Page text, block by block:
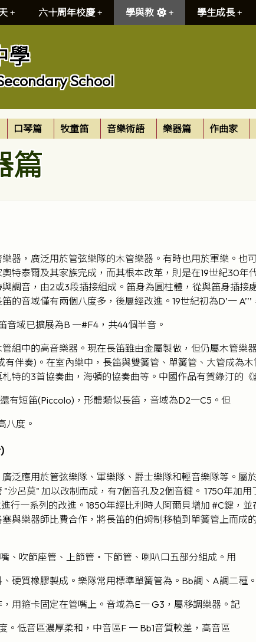
六十周年校慶 學與教 學生成長
學
School
口琴篇 牧童笛 音樂術語 樂器篇 作曲家
篇
器，廣泛用於管弦樂隊的木管樂器。有時也用於軍樂。也
特泰爾及其家族完成，而其根本改革，則是在19世紀30
調音，由2或3段插接組成。笛身為圓柱體，從與笛身插接
的音域僅有兩個八度多，後屢經改進。19世紀初為D’一
音域已擴展為B 一#F4，共44個半音。
組中的高音樂器。現在長笛雖由金屬製做，但仍屬木管
有伴奏)。在室內樂中，長笛與雙簧管、單簧管、大管成為
特的3首協奏曲，海頓的協奏曲等。中國作品有賀綠汀的《
有短笛(Piccolo)，形體類似長笛，音域為D2一C5。但
八度。
泛應用於管弦樂隊、軍樂隊、爵士樂隊和輕音樂隊等。屬
"沙呂莫" 加以改制而成，有7個音孔及2個音鍵。 1750年加
行一系列的改進。1850年經比利時人阿爾貝增加 #C鍵，
與樂器師比費合作，將長笛的伯姆制移植到單簧管上而成
、吹節座管、上節管‧下節管、喇叭口五部分組成。用
硬質橡膠製成。樂隊常用標準單簧管為。Bb調、A調二種。
用箍卡固定在管嘴上。音域為E一 G3，屬移調樂器。記
。低音區濃厚柔和，中音區F 一 Bb1音質較差，高音區